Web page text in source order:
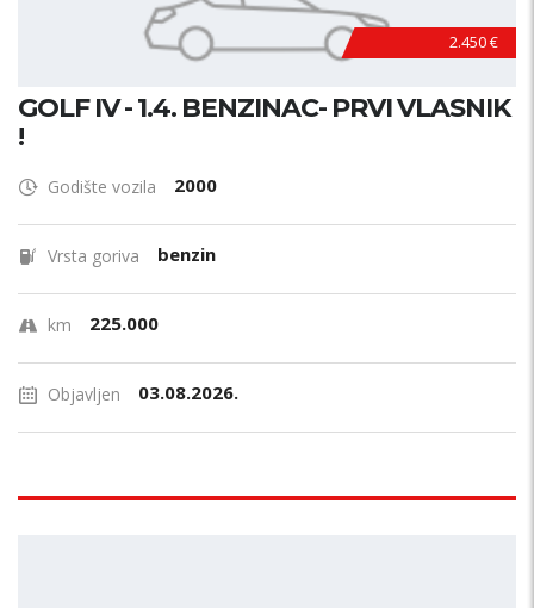
2.450 €
GOLF IV - 1.4. BENZINAC- PRVI VLASNIK
!
Godište vozila 2000
Vrsta goriva benzin
km 225.000
Objavljen 03.08.2026.